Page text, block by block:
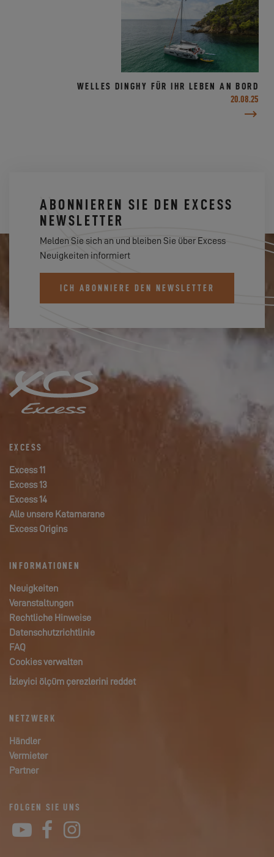
WELLES DINGHY FÜR IHR LEBEN AN BORD
20.08.25
ABONNIEREN SIE DEN EXCESS
NEWSLETTER
Melden Sie sich an und bleiben Sie über Excess
Neuigkeiten informiert
ICH ABONNIERE DEN NEWSLETTER
EXCESS
Excess 11
Excess 13
Excess 14
Alle unsere Katamarane
Excess Origins
INFORMATIONEN
Neuigkeiten
Veranstaltungen
Rechtliche Hinweise
Datenschutzrichtlinie
FAQ
Cookies verwalten
İzleyici ölçüm çerezlerini reddet
NETZWERK
Händler
Vermieter
Partner
FOLGEN SIE UNS
YouTube
Facebook
Instagram